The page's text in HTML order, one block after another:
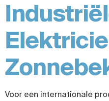
Voor een internationale